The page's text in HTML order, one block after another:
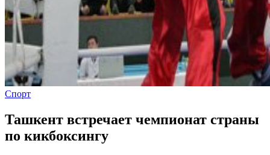
Спорт
Ташкент встречает чемпионат страны
по кикбоксингу